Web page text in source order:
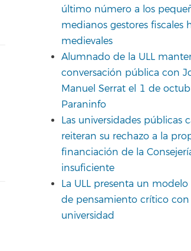
último número a los
medianos gestores fiscales
medievales
Alumnado de la ULL
conversación pública con
Manuel Serrat el 1 de
Paraninfo
Las universidades públicas
reiteran su rechazo a la
financiación de la
insuficiente
La ULL presenta un
de pensamiento crítico con
universidad